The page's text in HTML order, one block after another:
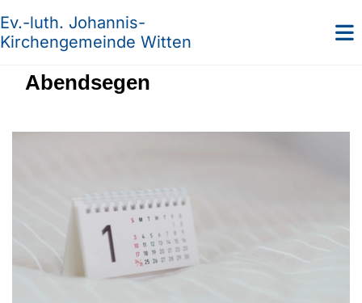
Ev.-luth. Johannis-
Kirchengemeinde Witten
Abendsegen